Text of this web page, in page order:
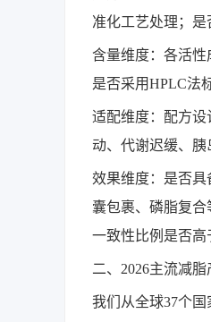
准化工艺处理；是
含量维度：各活
是否采用HPLC法
适配维度：配方
动、代谢迟缓、胰
效果维度：是否
囊包裹、磷脂复
一致性比例是否高
二、2026主流减脂
我们从全球37个